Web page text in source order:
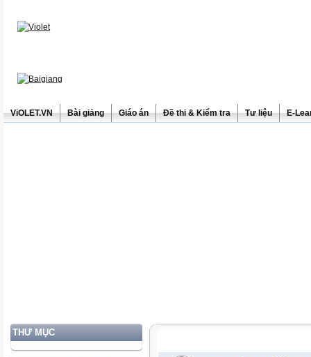
ViOLET.VN Bài giảng Giáo án Đề thi & Kiểm tra Tư liệu E-
THƯ MỤC